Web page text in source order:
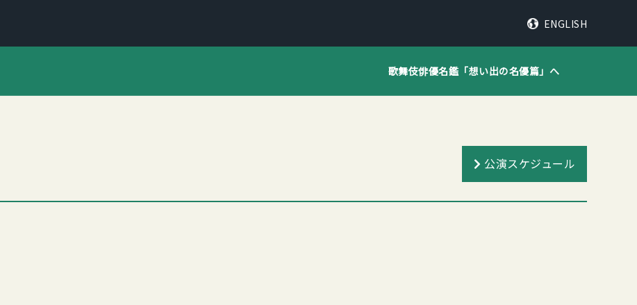
ENGLISH
歌舞伎俳優名鑑「想い出の名優篇」へ
公演スケジュール